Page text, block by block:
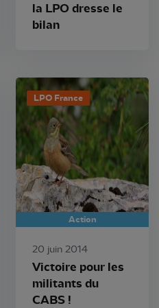
la LPO dresse le
bilan
LPO France
Action
20 juin 2014
Victoire pour les
militants du
CABS !